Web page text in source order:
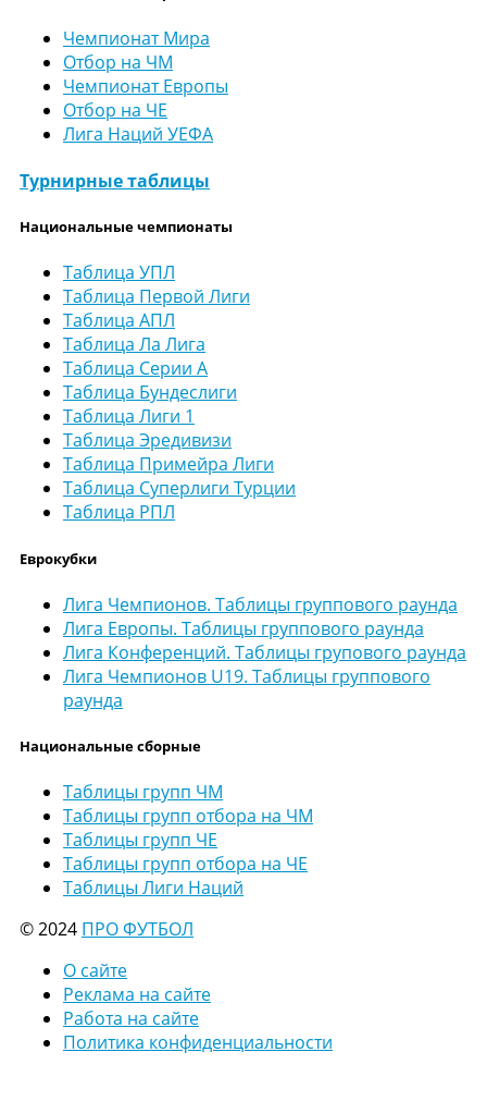
Чемпионат Мира
Отбор на ЧМ
Чемпионат Европы
Отбор на ЧЕ
Лига Наций УЕФА
Турнирные таблицы
Национальные чемпионаты
Таблица УПЛ
Таблица Первой Лиги
Таблица АПЛ
Таблица Ла Лига
Таблица Серии А
Таблица Бундеслиги
Таблица Лиги 1
Таблица Эредивизи
Таблица Примейра Лиги
Таблица Суперлиги Турции
Таблица РПЛ
Еврокубки
Лига Чемпионов. Таблицы группового раунда
Лига Европы. Таблицы группового раунда
Лига Конференций. Таблицы групового раунда
Лига Чемпионов U19. Таблицы группового
раунда
Национальные сборные
Таблицы групп ЧМ
Таблицы групп отбора на ЧМ
Таблицы групп ЧЕ
Таблицы групп отбора на ЧЕ
Таблицы Лиги Наций
© 2024 ПРО ФУТБОЛ
О сайте
Реклама на сайте
Работа на сайте
Политика конфиденциальности